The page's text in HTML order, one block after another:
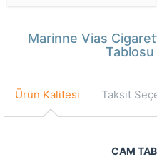
Marinne Vias
Ürün Kalitesi Taksit
CAM